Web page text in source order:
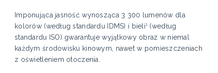
Imponująca jasność wynosząca 3 300 lumenów dla
kolorów (według standardu IDMS) i bieli¹ (według
standardu ISO) gwarantuje wyjątkowy obraz w niemal
każdym środowisku kinowym, nawet w pomieszczeniach
z oświetleniem otoczenia.